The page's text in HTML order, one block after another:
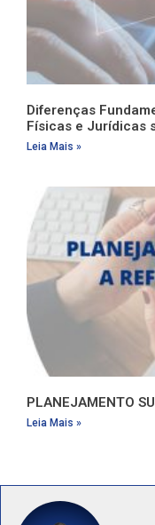
Diferenças
Físicas e Jurídicas
Leia Mais »
PLANEJAMENTO
Leia Mais »